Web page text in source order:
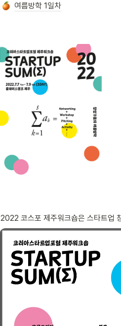
여름방학 1일차
2022 코스포 제주워크숍은 스타트업